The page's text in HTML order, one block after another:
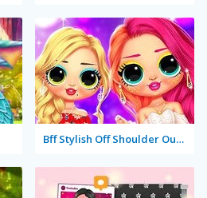
Bff Stylish Off Shoulder Outfits